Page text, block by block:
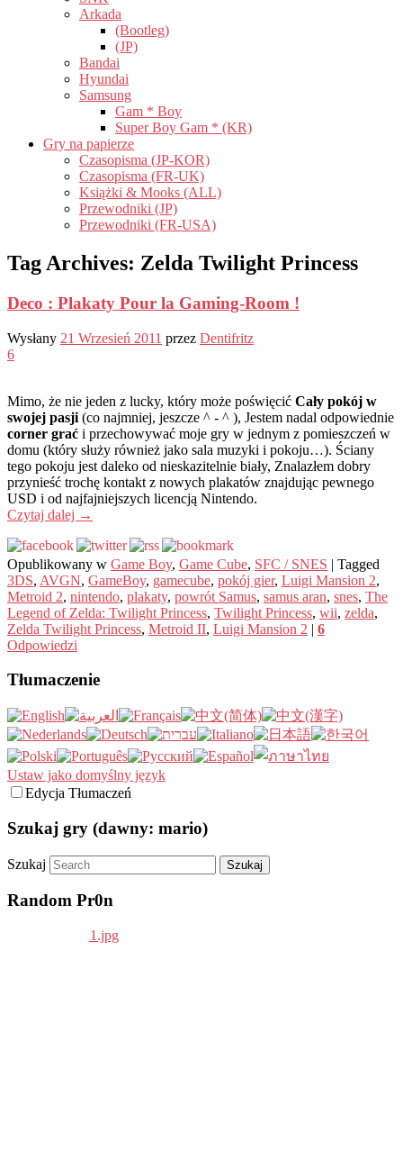
Arkada
(Bootleg)
(JP)
Bandai
Hyundai
Samsung
Gam * Boy
Super Boy Gam * (KR)
Gry na papierze
Czasopisma (JP-KOR)
Czasopisma (FR-UK)
Książki & Mooks (ALL)
Przewodniki (JP)
Przewodniki (FR-USA)
Tag Archives: Zelda Twilight Princess
Deco : Plakaty Pour la Gaming-Room !
Wysłany 21 Wrzesień 2011 przez Dentifritz
6
Mimo, że nie jeden z lucky, który może poświęcić Cały pokój w
swojej pasji (co najmniej, jeszcze ^ - ^ ), Jestem nadal odpowiednie
corner grać i przechowywać moje gry w jednym z pomieszczeń w
domu (który służy również jako sala muzyki i pokoju…). Ściany
tego pokoju jest daleko od nieskazitelnie biały, Znalazłem dobry
przynieść trochę kontakt z nowych plakatów znajdując pewnego
USD i od najfajniejszych licencją Nintendo.
Czytaj dalej →
Opublikowany w Game Boy, Game Cube, SFC / SNES | Tagged
3DS, AVGN, GameBoy, gamecube, pokój gier, Luigi Mansion 2,
Metroid 2, nintendo, plakaty, powrót Samus, samus aran, snes, The
Legend of Zelda: Twilight Princess, Twilight Princess, wii, zelda,
Zelda Twilight Princess, Metroid II, Luigi Mansion 2 | 6
Odpowiedzi
Tłumaczenie
Ustaw jako domyślny język
Edycja Tłumaczeń
Szukaj gry (dawny: mario)
Szukaj
Random Pr0n